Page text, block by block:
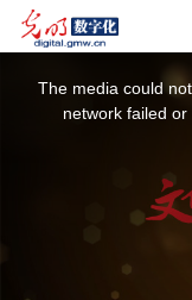
The media could
network failed